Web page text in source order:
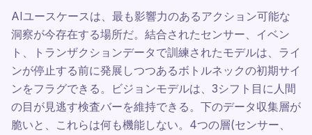
AIユースケースは、最も影響力のあるアクション可能な
洞察が今存在する場所だ。結合されたセンサー、イベン
ト、トランザクションデータで訓練されたモデルは、ライ
ンが停止する前に発展しつつあるボトルネックの初期サイ
ンをフラグできる。ビジョンモデルは、3シフト目に人間
の目が見逃す検査バーを維持できる。下のデータ収集層が
脆いと、これらは何も機能しない。4つの層(センサー、